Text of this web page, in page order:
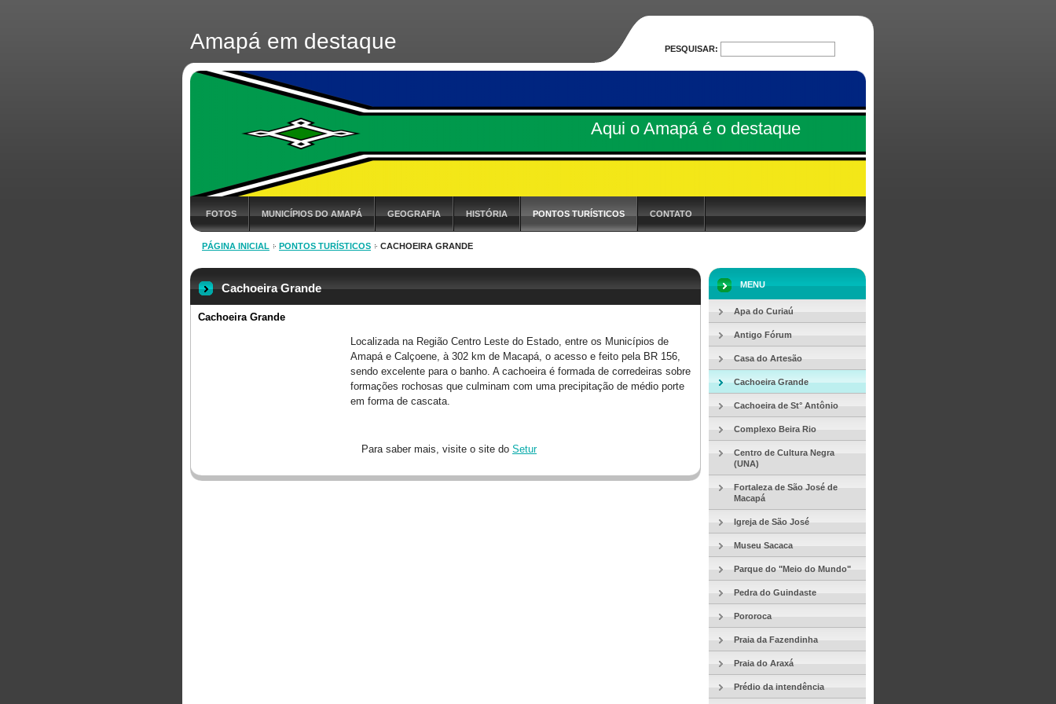
Amapá em destaque
Aqui o Amapá é o destaque
FOTOS MUNICÍPIOS DO AMAPÁ GEOGRAFIA HISTÓRIA PONTOS TURÍSTICOS CONTATO
PÁGINA INICIAL PONTOS TURÍSTICOS CACHOEIRA GRANDE
Cachoeira Grande
Cachoeira Grande
Localizada na Região Centro Leste do Estado, entre os Municípios de
Amapá e Calçoene, à 302 km de Macapá, o acesso e feito pela BR 156,
sendo excelente para o banho. A cachoeira é formada de corredeiras sobre
formações rochosas que culminam com uma precipitação de médio porte
em forma de cascata.
Para saber mais, visite o site do Setur
MENU
Apa do Curiaú
Antigo Fórum
Casa do Artesão
Cachoeira Grande
Cachoeira de St° Antônio
Complexo Beira Rio
Centro de Cultura Negra
(UNA)
Fortaleza de São José de
Macapá
Igreja de São José
Museu Sacaca
Parque do "Meio do Mundo"
Pedra do Guindaste
Pororoca
Praia da Fazendinha
Praia do Araxá
Prédio da intendência
PESQUISAR: